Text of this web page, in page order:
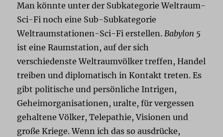
Man könnte unter der Subkategorie Weltraum-
Sci-Fi noch eine Sub-Subkategorie
Weltraumstationen-Sci-Fi erstellen.Babylon 5
ist eine Raumstation, auf der sich
verschiedenste Weltraumvölker treffen, Handel
treiben und diplomatisch in Kontakt treten. Es
gibt politische und persönliche Intrigen,
Geheimorganisationen, uralte, für vergessen
gehaltene Völker, Telepathie, Visionen und
große Kriege. Wenn ich das so ausdrücke,